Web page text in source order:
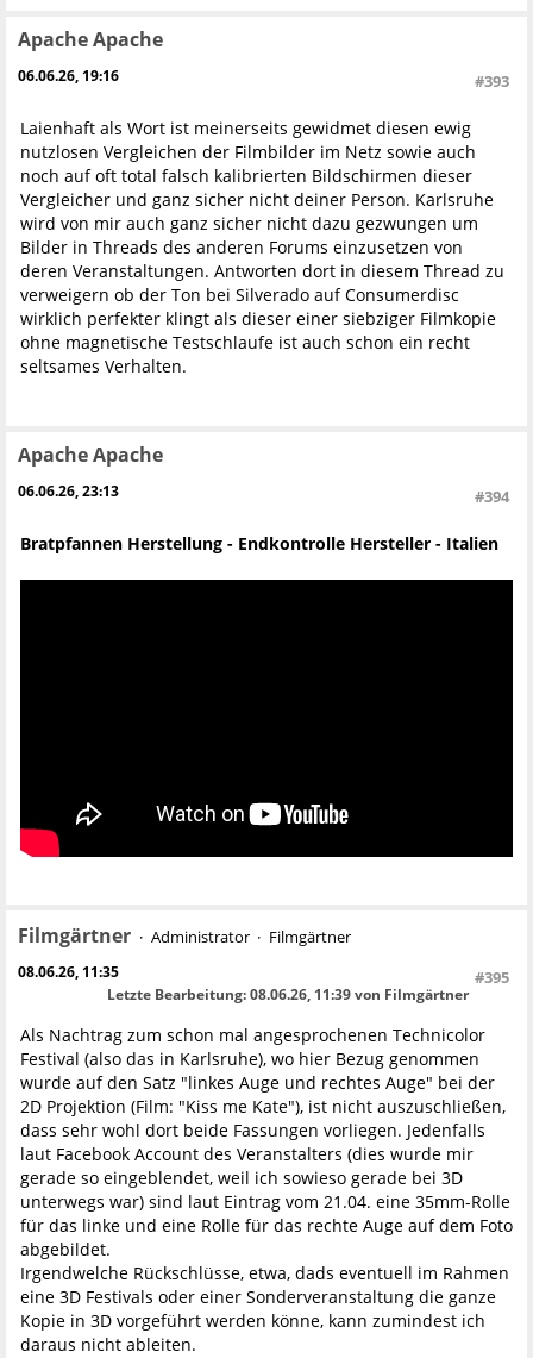
Apache Apache
06.06.26, 19:16 #393
Laienhaft als Wort ist meinerseits gewidmet diesen ewig
nutzlosen Vergleichen der Filmbilder im Netz sowie auch
noch auf oft total falsch kalibrierten Bildschirmen dieser
Vergleicher und ganz sicher nicht deiner Person. Karlsruhe
wird von mir auch ganz sicher nicht dazu gezwungen um
Bilder in Threads des anderen Forums einzusetzen von
deren Veranstaltungen. Antworten dort in diesem Thread zu
verweigern ob der Ton bei Silverado auf Consumerdisc
wirklich perfekter klingt als dieser einer siebziger Filmkopie
ohne magnetische Testschlaufe ist auch schon ein recht
seltsames Verhalten.
Apache Apache
06.06.26, 23:13 #394
Bratpfannen Herstellung - Endkontrolle Hersteller - Italien
Filmgärtner Administrator Filmgärtner
08.06.26, 11:35 #395
Letzte Bearbeitung: 08.06.26, 11:39 von Filmgärtner
Als Nachtrag zum schon mal angesprochenen Technicolor
Festival (also das in Karlsruhe), wo hier Bezug genommen
wurde auf den Satz "linkes Auge und rechtes Auge" bei der
2D Projektion (Film: "Kiss me Kate"), ist nicht auszuschließen,
dass sehr wohl dort beide Fassungen vorliegen. Jedenfalls
laut Facebook Account des Veranstalters (dies wurde mir
gerade so eingeblendet, weil ich sowieso gerade bei 3D
unterwegs war) sind laut Eintrag vom 21.04. eine 35mm-Rolle
für das linke und eine Rolle für das rechte Auge auf dem Foto
abgebildet.
Irgendwelche Rückschlüsse, etwa, dads eventuell im Rahmen
eine 3D Festivals oder einer Sonderveranstaltung die ganze
Kopie in 3D vorgeführt werden könne, kann zumindest ich
daraus nicht ableiten.